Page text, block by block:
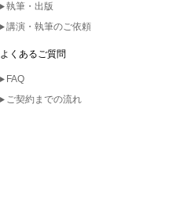
執筆・出版
講演・執筆のご依頼
よくあるご質問
FAQ
ご契約までの流れ